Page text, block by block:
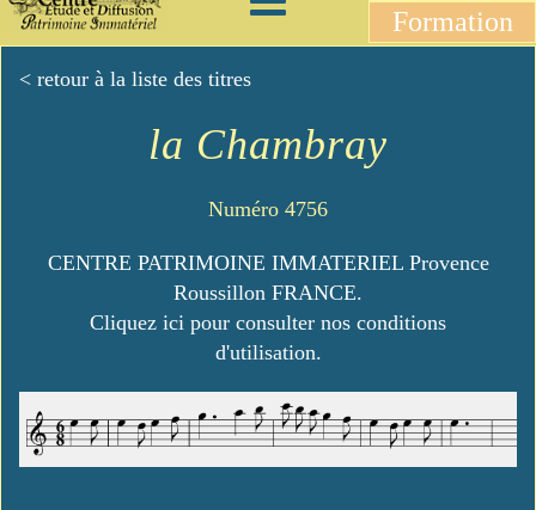
Formation
< retour à la liste des titres
la Chambray
Numéro 4756
CENTRE PATRIMOINE IMMATERIEL Provence
Roussillon FRANCE.
Cliquez ici pour consulter nos conditions
d'utilisation.